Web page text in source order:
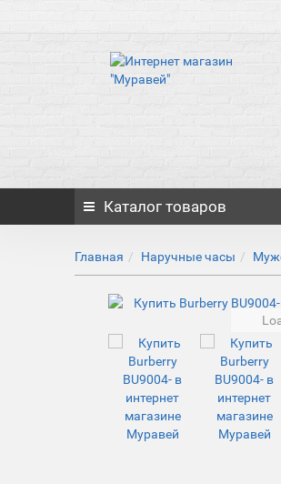
Каталог товаров
Главная Наручные часы